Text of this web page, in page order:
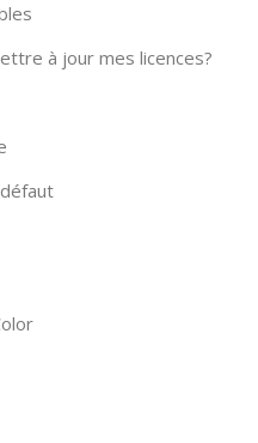
à jour mes licences?